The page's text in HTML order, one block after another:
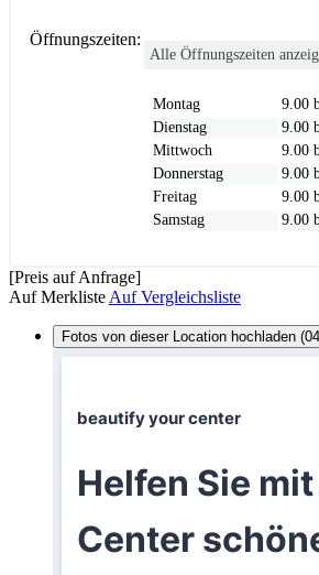
Öffnungszeiten:
Alle Öffnungszeiten
Montag
9.00
Dienstag
9.00
Mittwoch
9.00
Donnerstag
9.00
Freitag
9.00
Samstag
9.00
[Preis auf Anfrage]
Auf Merkliste Auf Vergleichsliste
Fotos von dieser Location hochladen